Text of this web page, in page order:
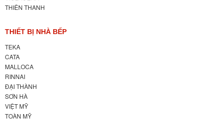
THIÊN THANH
THIẾT BỊ NHÀ BẾP
TEKA
CATA
MALLOCA
RINNAI
ĐẠI THÀNH
SƠN HÀ
VIỆT MỸ
TOÀN MỸ